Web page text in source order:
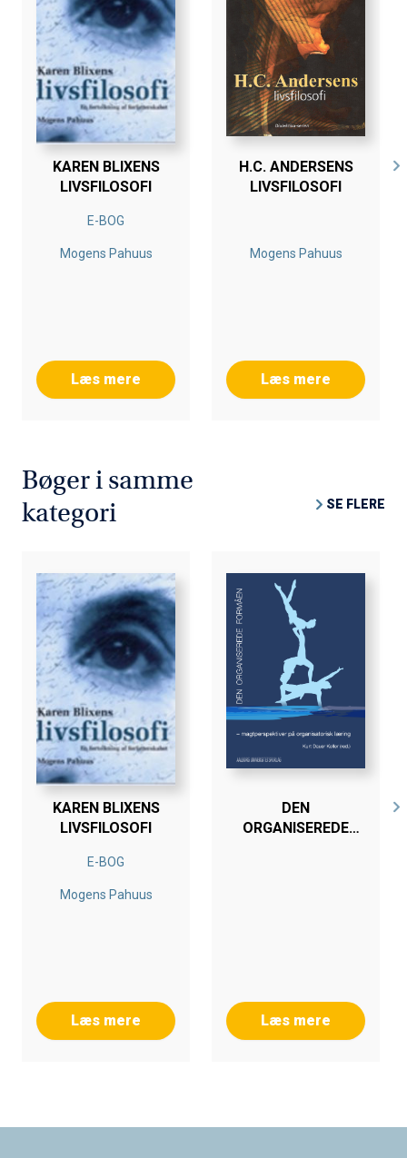
videnskabsteori ved Aalborg Univer- sitet og har i en
menneskealder via undervisning, foredrag samt
bogudgivelser be- skæftiget sig med eksistensfilosofi
og forfatterskabsanalyser.
KAREN BLIXENS
LIVSFILOSOFI
E-BOG
Mogens Pahuus
Læs mere
H.C. ANDERSENS
LIVSFILOSOFI
Mogens Pahuus
Læs mere
Bøger i samme
kategori
SE FLERE
KAREN BLIXENS
LIVSFILOSOFI
E-BOG
Mogens Pahuus
Læs mere
DEN
ORGANISEREDE
Læs mere